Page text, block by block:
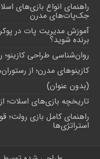
جک‌پات‌های مدرن
آموزش مدیریت پات در
برنده شوید؟
روان‌شناسی طراحی کازینو؛
کازینوهای مدرن؛ از
(بدون عنوان)
تاریخچه بازی‌های اسلات؛
راهنمای کامل بازی رولت؛
استراتژی‌ها